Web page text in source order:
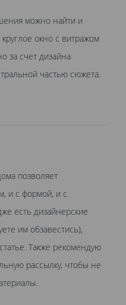
можно найти и
окно с витражом
за счет дизайна
частью сюжета.
позволяет
и с формой, и с
есть дизайнерские
им обзавестись),
Также рекомендую
рассылку, чтобы не